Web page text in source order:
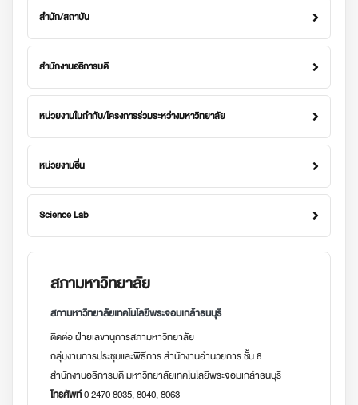
สำนัก/สถาบัน
สำนักงานอธิการบดี
หน่วยงานในกำกับ/โครงการร่วมระหว่างมหาวิทยาลัย
หน่วยงานอื่น
Science Lab
สภามหาวิทยาลัย
สภามหาวิทยาลัยเทคโนโลยีพระจอมเกล้าธนบุรี
ติดต่อ ฝ่ายเลขานุการสภามหาวิทยาลัย
กลุ่มงานการประชุมและพิธีการ สำนักงานอำนวยการ ชั้น 6
สำนักงานอธิการบดี มหาวิทยาลัยเทคโนโลยีพระจอมเกล้าธนบุรี
โทรศัพท์0 2470 8035, 8040, 8063